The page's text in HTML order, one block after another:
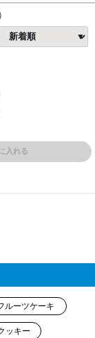
入れる
ルーツケーキ
ッキー